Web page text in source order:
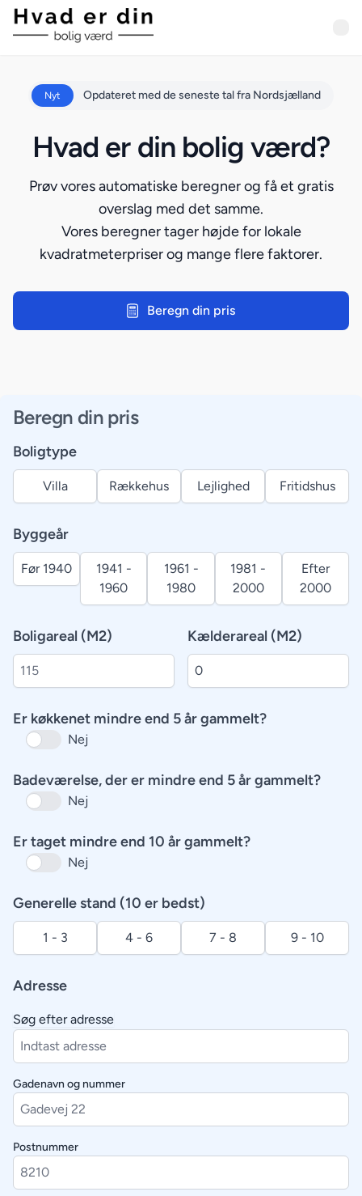
Nyt Opdateret med de seneste tal fra Nordsjælland
Hvad er din bolig værd?
Prøv vores automatiske beregner og få et gratis
overslag med det samme.
Vores beregner tager højde for lokale
kvadratmeterpriser og mange flere faktorer.
Beregn din pris
Beregn din pris
Boligtype
Villa Rækkehus Lejlighed Fritidshus
Byggeår
Før 1940
1941 -
1960
1961 -
1980
1981 -
2000
Efter
2000
Boligareal (M2) Kælderareal (M2)
Er køkkenet mindre end 5 år gammelt?
Nej
Badeværelse, der er mindre end 5 år gammelt?
Nej
Er taget mindre end 10 år gammelt?
Nej
Generelle stand (10 er bedst)
1 - 3 4 - 6 7 - 8 9 - 10
Adresse
Søg efter adresse
Gadenavn og nummer
Postnummer